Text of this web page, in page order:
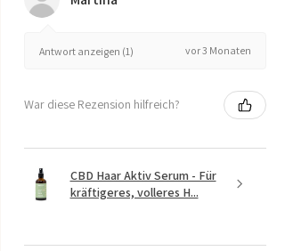
Antwort anzeigen (1) vor 3 Monaten
War diese Rezension hilfreich?
CBD Haar Aktiv Serum - Für
kräftigeres, volleres H...